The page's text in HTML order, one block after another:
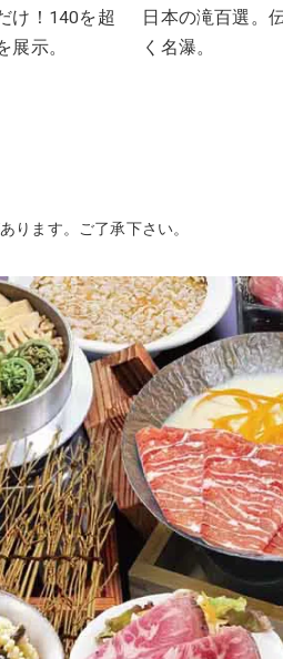
け！140を超
展示。
日本の滝百選。
く名瀑。
ります。ご了承下さい。